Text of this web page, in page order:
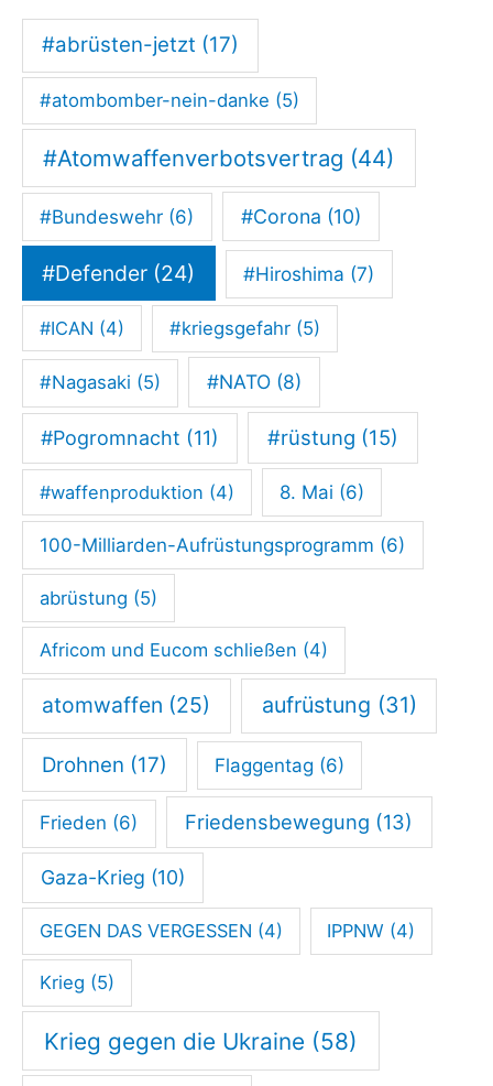
#abrüsten-jetzt (17)
#atombomber-nein-danke (5)
#Atomwaffenverbotsvertrag (44)
#Bundeswehr (6) #Corona (10)
#Defender (24) #Hiroshima (7)
#ICAN (4) #kriegsgefahr(5)
#Nagasaki (5) #NATO(8)
#Pogromnacht (11) #rüstung (15)
#waffenproduktion (4) 8. Mai (6)
100-Milliarden-Aufrüstungsprogramm (6)
abrüstung (5)
Africom und Eucom schließen (4)
atomwaffen (25) aufrüstung (31)
Drohnen (17) Flaggentag (6)
Frieden (6) Friedensbewegung (13)
Gaza-Krieg (10)
GEGEN DAS VERGESSEN (4) IPPNW (4)
Krieg (5)
Krieg gegen die Ukraine (58)